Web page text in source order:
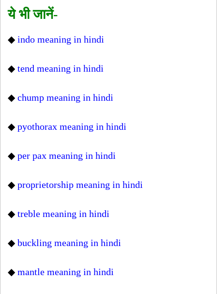
ये भी जानें-
◆indo meaning in hindi
◆tend meaning in hindi
◆chump meaning in hindi
◆pyothorax meaning in hindi
◆per pax meaning in hindi
◆proprietorship meaning in hindi
◆treble meaning in hindi
◆buckling meaning in hindi
◆mantle meaning in hindi